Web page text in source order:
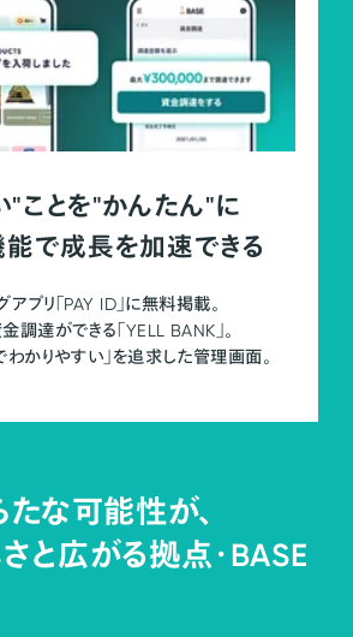
"ことを"かんたん"に
で成長を加速できる
アプリ「PAY ID」に無料掲載。
調達ができる「YELL BANK」。
わかりやすい」を追求した管理画面。
たな可能性が、
と広がる拠点・BASE